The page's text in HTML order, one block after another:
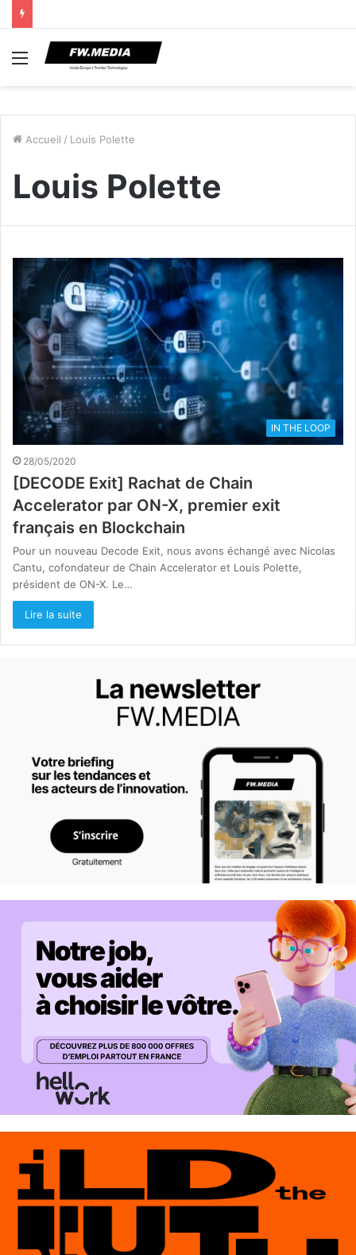
Menu
Accueil / Louis Polette
Louis Polette
IN THE LOOP
28/05/2020
[DECODE Exit] Rachat de Chain
Accelerator par ON-X, premier exit
français en Blockchain
Pour un nouveau Decode Exit, nous avons échangé avec Nicolas
Cantu, cofondateur de Chain Accelerator et Louis Polette,
président de ON-X. Le…
Lire la suite